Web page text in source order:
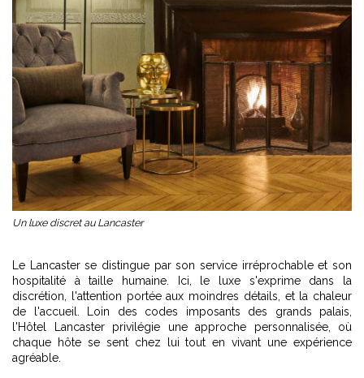
Un luxe discret au Lancaster
Le Lancasterse distingue par son service irréprochable et son
hospitalité à taille humaine. Ici, le luxe s'exprime dans la
discrétion, l'attention portée aux moindres détails, et la chaleur
de l'accueil. Loin des codes imposants des grands palais,
l'Hôtel Lancaster privilégie une approche personnalisée, où
chaque hôte se sent chez lui tout en vivant une expérience
agréable.